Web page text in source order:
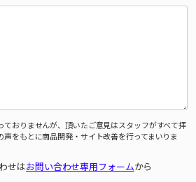
ておりませんが、頂いたご意見はスタッフがすべて拝
声をもとに商品開発・サイト改善を行ってまいりま
せはお問い合わせ専用フォームから